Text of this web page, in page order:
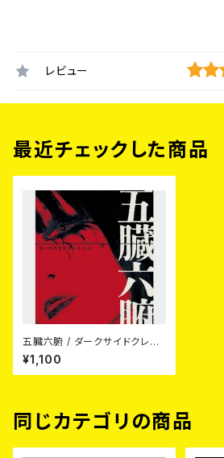
レビュー
最近チェックした商品
五臓六腑 / ダークサイドクレイ
ドル (CD)
¥1,100
同じカテゴリの商品